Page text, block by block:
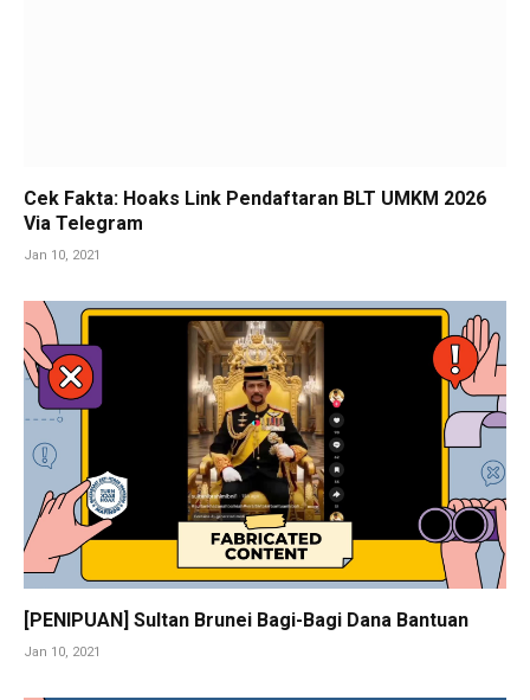
Cek Fakta: Hoaks Link Pendaftaran BLT UMKM 2026
Via Telegram
Jan 10, 2021
[PENIPUAN] Sultan Brunei Bagi-Bagi Dana Bantuan
Jan 10, 2021